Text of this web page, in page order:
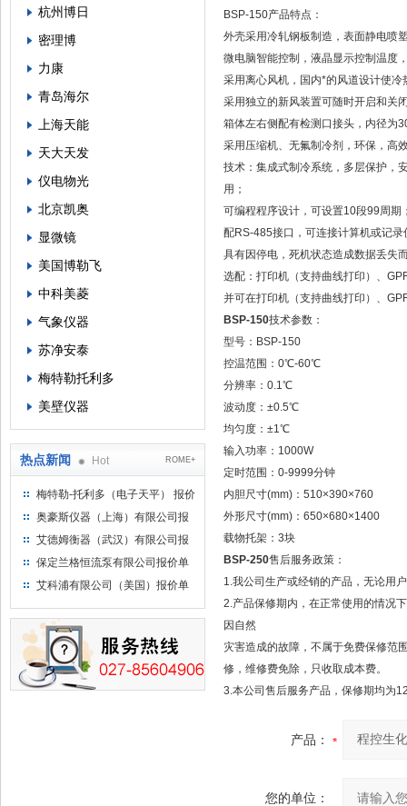
杭州博日
密理博
力康
青岛海尔
上海天能
天大天发
仪电物光
北京凯奥
显微镜
美国博勒飞
中科美菱
气象仪器
苏净安泰
梅特勒托利多
美壁仪器
热点新闻 Hot ROME+
梅特勒-托利多（电子天平） 报价
单
奥豪斯仪器（上海）有限公司报
价单
艾德姆衡器（武汉）有限公司报
价单
保定兰格恒流泵有限公司报价单
艾科浦有限公司（美国）报价单
BSP-150产品特点：
外壳采用冷轧钢板制造，表面静电喷
微电脑智能控制，液晶显示控制温度
采用离心风机，国内*的风道设计使
采用独立的新风装置可随时开启和关
箱体左右侧配有检测口接头，内径为
采用压缩机、无氟制冷剂，环保，高
技术：集成式制冷系统，多层保护，
用；
可编程程序设计，可设置10段99周期
配RS-485接口，可连接计算机或记录
具有因停电，死机状态造成数据丢失
选配：打印机（支持曲线打印）、
并可在打印机（支持曲线打印）、
BSP-150技术参数：
型号：BSP-150
控温范围：0℃-60℃
分辨率：0.1℃
波动度：±0.5℃
均匀度：±1℃
输入功率：1000W
定时范围：0-9999分钟
内胆尺寸(mm)：510×390×760
外形尺寸(mm)：650×680×1400
载物托架：3块
BSP-250售后服务政策：
1.我公司生产或经销的产品，无论用
2.产品保修期内，在正常使用的情况
因自然
灾害造成的故障，不属于免费保修范
修，维修费免除，只收取成本费。
3.本公司售后服务产品，保修期均为
产品：
您的单位：